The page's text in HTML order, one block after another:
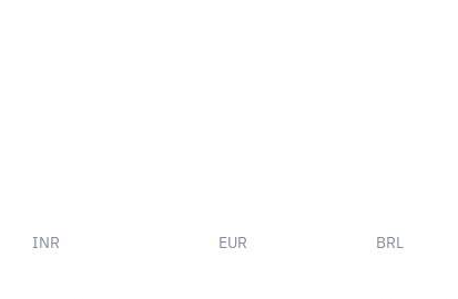
INR EUR BRL